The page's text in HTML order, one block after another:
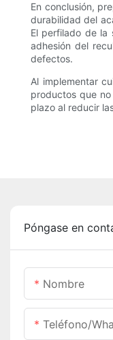
En conclusión,
durabilidad del
El perfilado de la
adhesión del
defectos.
Al implementar
productos que
plazo al reducir
Póngase en
Nombre
Teléfono/